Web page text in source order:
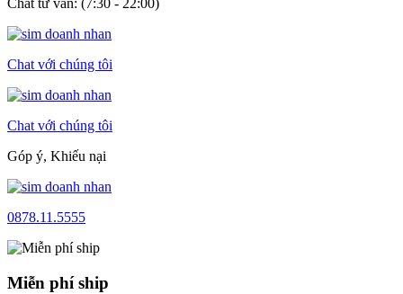
Chat với chúng tôi
Chat với chúng tôi
Góp ý, Khiếu nại
0878.11.5555
Miễn phí ship